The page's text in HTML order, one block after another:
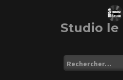
Studio le
Rechercher :